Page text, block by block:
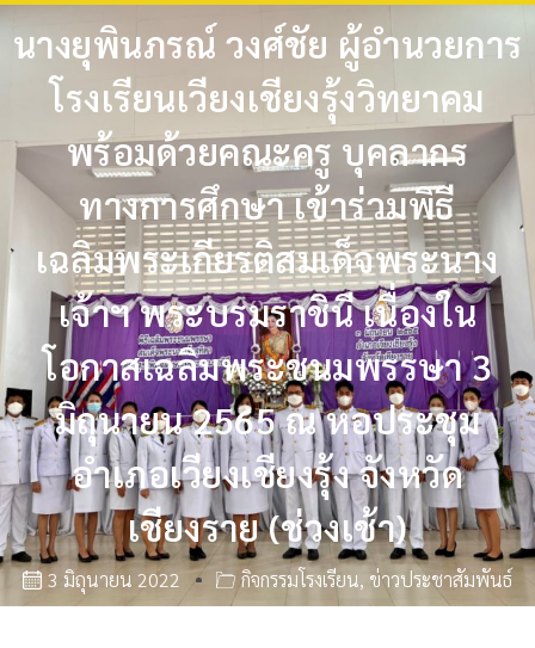
นางยุพินภรณ์ วงศ์ชัย ผู้อำนวยการ
โรงเรียนเวียงเชียงรุ้งวิทยาคม
พร้อมด้วยคณะครู บุคลากร
ทางการศึกษา เข้าร่วมพิธี
เฉลิมพระเกียรติสมเด็จพระนาง
เจ้าฯ พระบรมราชินี เนื่องใน
โอกาสเฉลิมพระชนมพรรษา 3
มิถุนายน 2565 ณ หอประชุม
อำเภอเวียงเชียงรุ้ง จังหวัด
เชียงราย (ช่วงเช้า)
3 มิถุนายน 2022 กิจกรรมโรงเรียน, ข่าวประชาสัมพันธ์